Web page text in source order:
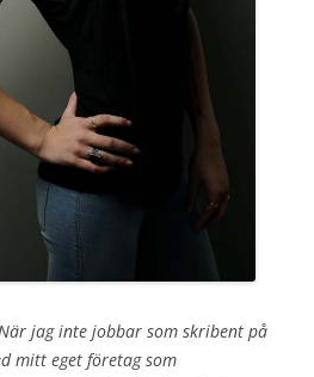
jag inte jobbar som skribent på
mitt eget företag som